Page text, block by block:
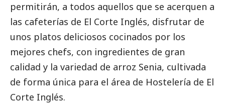
permitirán, a todos aquellos que se acerquen a
las cafeterías de El Corte Inglés, disfrutar de
unos platos deliciosos cocinados por los
mejores chefs, con ingredientes de gran
calidad y la variedad de arroz Senia, cultivada
de forma única para el área de Hostelería de El
Corte Inglés.